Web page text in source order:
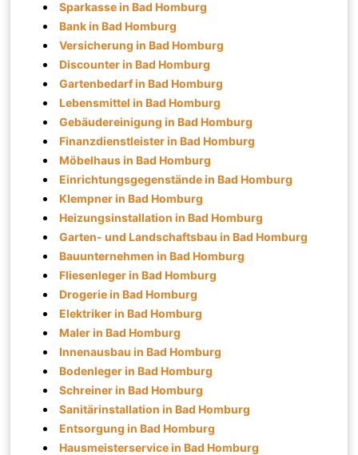
Sparkasse in Bad Homburg
Bank in Bad Homburg
Versicherung in Bad Homburg
Discounter in Bad Homburg
Gartenbedarf in Bad Homburg
Lebensmittel in Bad Homburg
Gebäudereinigung in Bad Homburg
Finanzdienstleister in Bad Homburg
Möbelhaus in Bad Homburg
Einrichtungsgegenstände in Bad Homburg
Klempner in Bad Homburg
Heizungsinstallation in Bad Homburg
Garten- und Landschaftsbau in Bad Homburg
Bauunternehmen in Bad Homburg
Fliesenleger in Bad Homburg
Drogerie in Bad Homburg
Elektriker in Bad Homburg
Maler in Bad Homburg
Innenausbau in Bad Homburg
Bodenleger in Bad Homburg
Schreiner in Bad Homburg
Sanitärinstallation in Bad Homburg
Entsorgung in Bad Homburg
Hausmeisterservice in Bad Homburg